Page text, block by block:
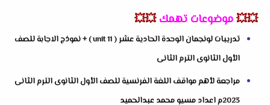
💥💥موضوعات تهمك 💥💥
تدريبات لونجمان الوحدة الحادية عشر ( unit 11 ) + نموذج الاجابة للصف
الأول الثانوى الترم الثانى
مراجعة لأهم مواقف اللغة الفرنسية للصف الأول الثانوى الترم الثانى
2023م اعداد مسيو محمد عبدالحميد